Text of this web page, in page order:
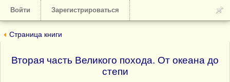
Войти Зарегистрироваться
Страница книги
Вторая часть Великого похода. От океана до
степи